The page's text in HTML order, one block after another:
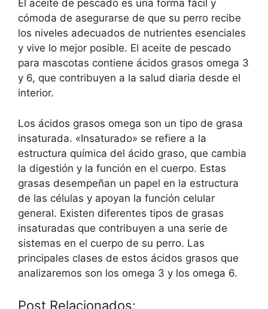
El aceite de pescado es una forma fácil y
cómoda de asegurarse de que su perro recibe
los niveles adecuados de nutrientes esenciales
y vive lo mejor posible. El aceite de pescado
para mascotas contiene ácidos grasos omega 3
y 6, que contribuyen a la salud diaria desde el
interior.
Los ácidos grasos omega son un tipo de grasa
insaturada. «Insaturado» se refiere a la
estructura química del ácido graso, que cambia
la digestión y la función en el cuerpo. Estas
grasas desempeñan un papel en la estructura
de las células y apoyan la función celular
general. Existen diferentes tipos de grasas
insaturadas que contribuyen a una serie de
sistemas en el cuerpo de su perro. Las
principales clases de estos ácidos grasos que
analizaremos son los omega 3 y los omega 6.
Post Relacionados: